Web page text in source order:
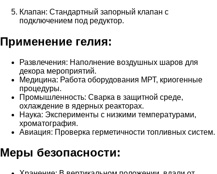
Клапан: Стандартный запорный клапан с
подключением под редуктор.
Применение гелия:
Развлечения: Наполнение воздушных шаров для
декора мероприятий.
Медицина: Работа оборудования МРТ, криогенные
процедуры.
Промышленность: Сварка в защитной среде,
охлаждение в ядерных реакторах.
Наука: Эксперименты с низкими температурами,
хроматография.
Авиация: Проверка герметичности топливных систем.
Меры безопасности: